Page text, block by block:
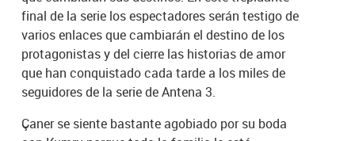
final de la serie los espectadores serán testigo de
varios enlaces que cambiarán el destino de los
protagonistas y del cierre las historias de amor
que han conquistado cada tarde a los miles de
seguidores de la serie de Antena 3.
Çaner se siente bastante agobiado por su boda